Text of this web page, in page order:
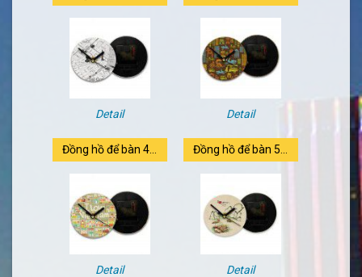
Detail Detail
Đồng hồ để bàn 4...
Detail
Đồng hồ để bàn 5...
Detail